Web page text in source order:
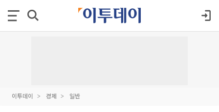
이투데이 경제 일반